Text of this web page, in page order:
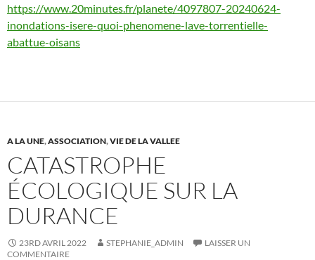
https://www.20minutes.fr/planete/4097807-20240624-
inondations-isere-quoi-phenomene-lave-torrentielle-
abattue-oisans
A LA UNE,ASSOCIATION,VIE DE LA VALLEE
CATASTROPHE
ÉCOLOGIQUE SUR LA
DURANCE
23RD AVRIL 2022 STEPHANIE_ADMIN
LAISSER UN
COMMENTAIRE